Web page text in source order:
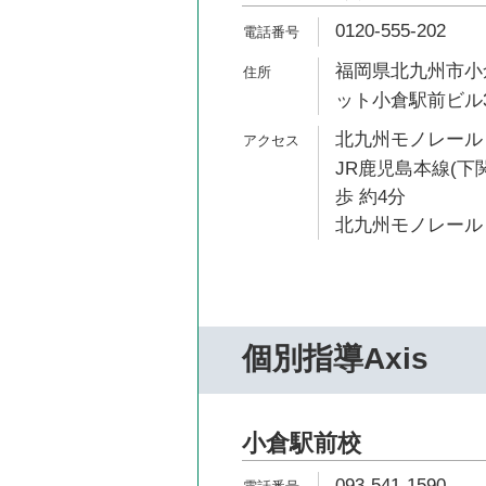
0120-555-202
福岡県北九州市
ット小倉駅前ビル
北九州モノレー
JR鹿児島本線(下
歩 約4分
北九州モノレー
個別指導Axis
小倉駅前校